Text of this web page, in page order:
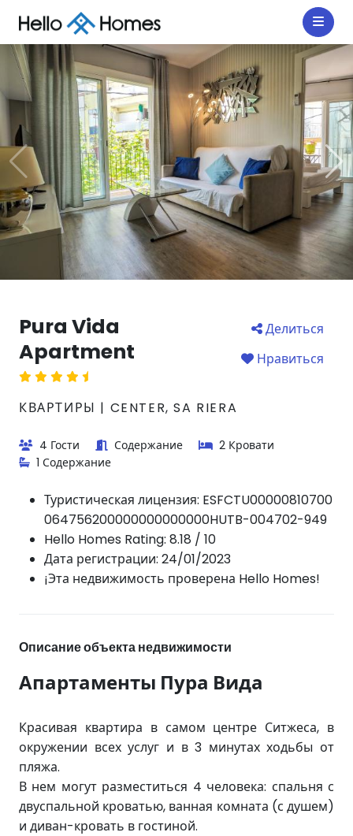
Pura Vida
Apartment
Делиться
Нравиться
КВАРТИРЫ | CENTER, SA RIERA
4 Гости Содержание
2 Кровати
1 Содержание
Туристическая лицензия: ESFCTU00000810700
064756200000000000000HUTB-004702-949
Hello Homes Rating: 8.18 / 10
Дата регистрации: 24/01/2023
¡Эта недвижимость проверена Hello Homes!
Описание объекта недвижимости
Апартаменты Пура Вида
Красивая квартира в самом центре Ситжеса, в
окружении всех услуг и в 3 минутах ходьбы от
пляжа.
В нем могут разместиться 4 человека: спальня с
двуспальной кроватью, ванная комната (с душем)
и диван-кровать в гостиной.